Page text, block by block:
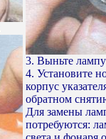
3. Выньте лампу
4. Установите
корпус
обратном
Для замены
потребуются: